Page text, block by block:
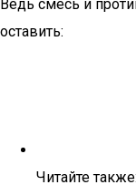
Ведь смесь и
оставить:
Читайте также: